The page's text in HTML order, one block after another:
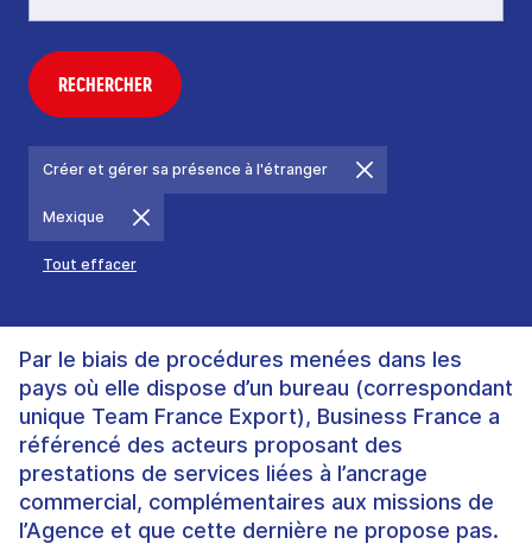
RECHERCHER
Créer et gérer sa présence à l'étranger
Mexique
Tout effacer
Par le biais de procédures menées dans les
pays où elle dispose d’un bureau (correspondant
unique Team France Export), Business France a
référencé des acteurs proposant des
prestations de services liées à l’ancrage
commercial, complémentaires aux missions de
l’Agence et que cette dernière ne propose pas.